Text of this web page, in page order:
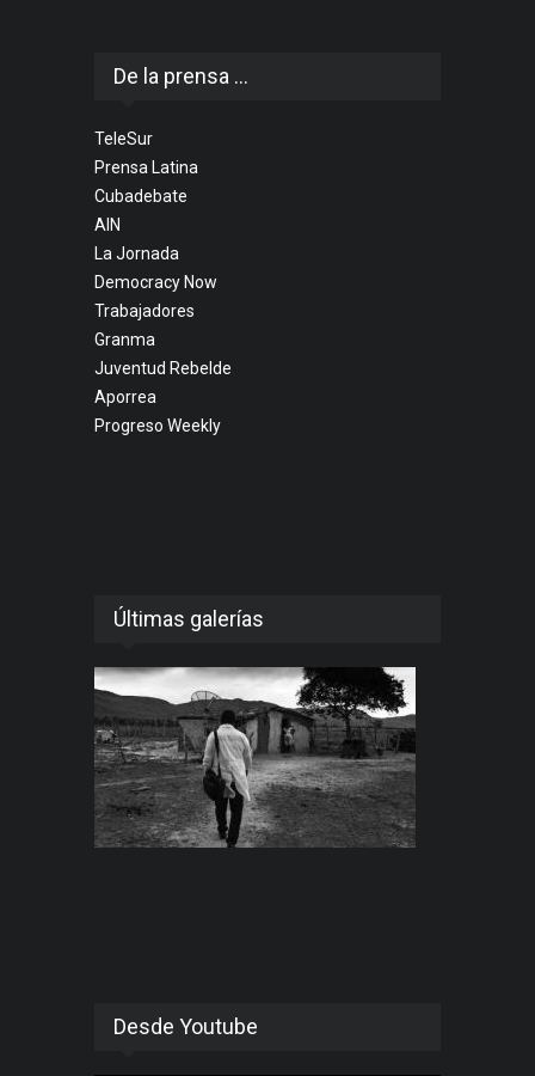
De la prensa ...
TeleSur
Prensa Latina
Cubadebate
AIN
La Jornada
Democracy Now
Trabajadores
Granma
Juventud Rebelde
Aporrea
Progreso Weekly
Últimas galerías
Desde Youtube